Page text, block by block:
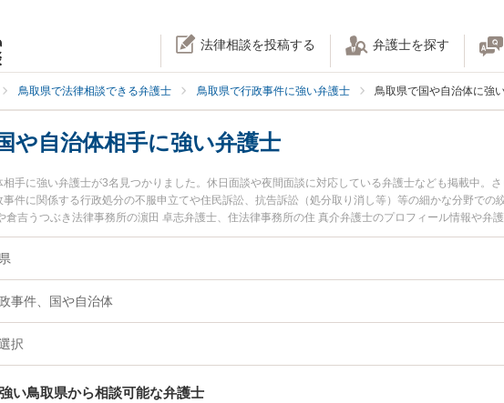
法律相談を投稿する 弁護士を探す
鳥取県で法律相談できる弁護士 鳥取県で行政事件に強い弁護士 鳥取県で国や自治体に強
や自治体相手に強い弁護士
手に強い弁護士が3名見つかりました。休日面談や夜間面談に対応している弁護士なども掲載中。
件に関係する行政処分の不服申立てや住民訴訟、抗告訴訟（処分取り消し等）等の細かな分野で
倉吉うつぶき法律事務所の濵田 卓志弁護士、住法律事務所の住 真介弁護士のプロフィール情報や弁
や自治体相手のトラブルを今すぐに弁護士に相談したい』『国や自治体相手のトラブル解決の実績
できる鳥取県内の弁護士に相談予約したい』などでお困りの相談者さんにおすすめです。
事件、国や自治体
択
い鳥取県から相談可能な弁護士